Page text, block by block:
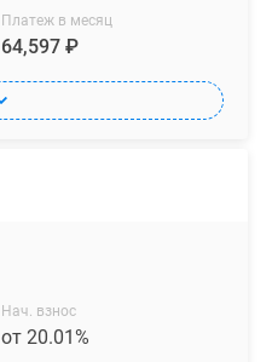
Платеж в месяц
64,597 ₽
Нач. взнос
от 20.01%